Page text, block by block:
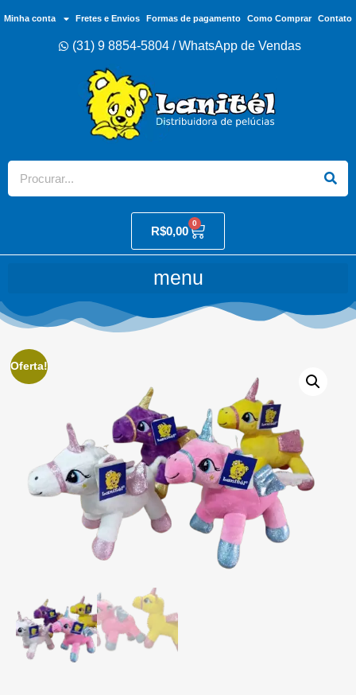
Minha conta Fretes e Envios Formas de pagamento Como Comprar Contato
(31) 9 8854-5804 / WhatsApp de Vendas
R$0,00
0
Oferta!